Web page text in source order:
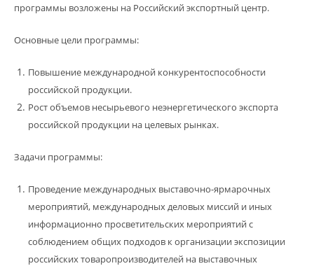
программы возложены на Российский экспортный центр.
Основные цели программы:
Повышение международной конкурентоспособности
российской продукции.
Рост объемов несырьевого неэнергетического экспорта
российской продукции на целевых рынках.
Задачи программы:
Проведение международных выставочно-ярмарочных
мероприятий, международных деловых миссий и иных
информационно просветительских мероприятий с
соблюдением общих подходов к организации экспозиции
российских товаропроизводителей на выставочных